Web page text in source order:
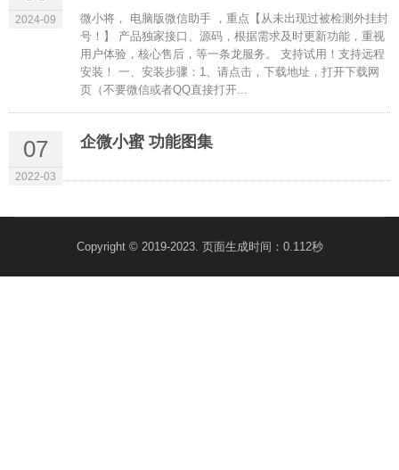
2024-09
微小将， 电脑版微信助手 ，重点【从未出现过被检测外挂封
号！】 产品独家接口、源码，根据需求及时更新功能，重视
用户体验，核心售后，等一条龙服务。 支持试用！支持远程
安装！ 一、安装步骤：1、请点击，下载地址，打开下载网
页（不要微信或者QQ直接打开...
07
2022-03
企微小蜜 功能图集
Copyright © 2019-2023. 页面生成时间：0.112秒